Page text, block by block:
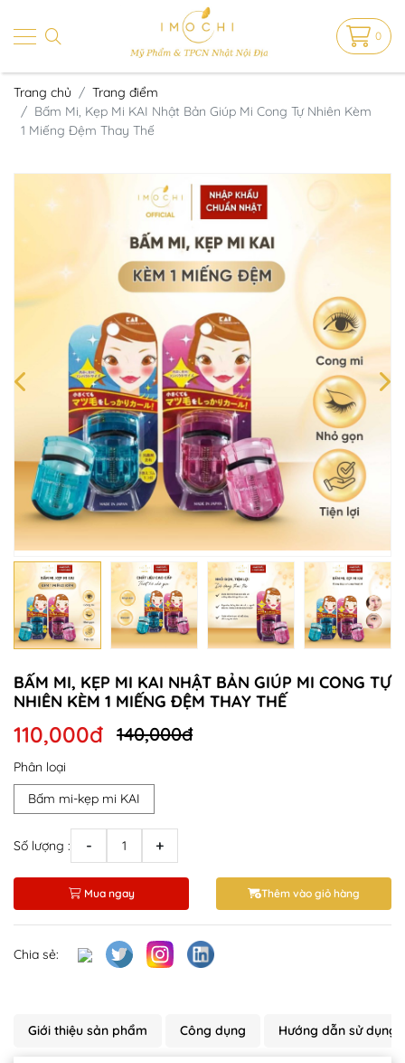
0
Trang chủ
Trang điểm
Bấm Mi, Kẹp Mi KAI Nhật Bản Giúp Mi Cong Tự Nhiên Kèm
1 Miếng Đệm Thay Thế
BẤM MI, KẸP MI KAI NHẬT BẢN GIÚP MI CONG TỰ
NHIÊN KÈM 1 MIẾNG ĐỆM THAY THẾ
110,000đ 140,000đ
Phân loại
Bấm mi-kẹp mi KAI
Số lượng : - +
Mua ngay Thêm vào giỏ hàng
Chia sẻ:
Giới thiệu sản phẩm Công dụng Hướng dẫn sử dụng